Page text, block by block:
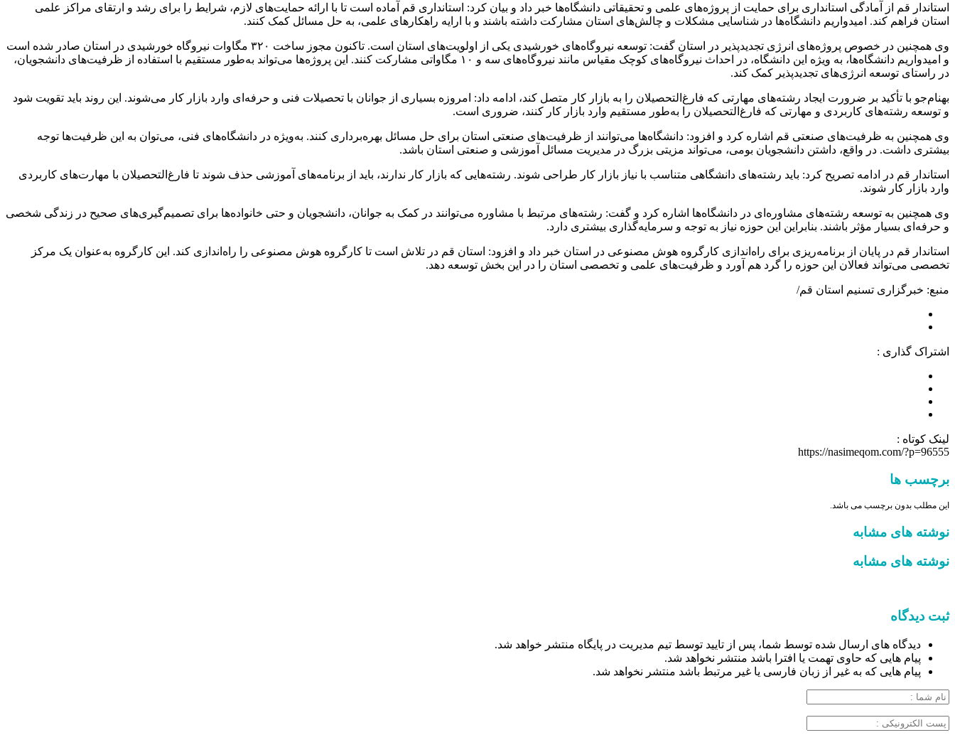
استاندار قم از آمادگی استانداری برای حمایت از پروژه‌های علمی و تحقیقاتی دانشگاه‌ها خبر داد و بیان کرد: استانداری قم آماده است تا با ارائه حمایت‌های لازم، شرایط را برای رشد و ارتقای مراکز علمی
استان فراهم کند. امیدواریم دانشگاه‌ها در شناسایی مشکلات و چالش‌های استان مشارکت داشته باشند و با ارایه راهکارهای علمی، به حل مسائل کمک کنند.
وی همچنین در خصوص پروژه‌های انرژی تجدیدپذیر در استان گفت: توسعه نیروگاه‌های خورشیدی یکی از اولویت‌های استان است. تاکنون مجوز ساخت ۳۲۰ مگاوات نیروگاه خورشیدی در استان صادر شده است
و امیدواریم دانشگاه‌ها، به ویژه این دانشگاه، در احداث نیروگاه‌های کوچک مقیاس مانند نیروگاه‌های سه و ۱۰ مگاواتی مشارکت کنند. این پروژه‌ها می‌تواند به‌طور مستقیم با استفاده از ظرفیت‌های دانشجویان،
در راستای توسعه انرژی‌های تجدیدپذیر کمک کند.
بهنام‌جو با تأکید بر ضرورت ایجاد رشته‌های مهارتی که فارغ‌التحصیلان را به بازار کار متصل کند، ادامه داد: امروزه بسیاری از جوانان با تحصیلات فنی و حرفه‌ای وارد بازار کار می‌شوند. این روند باید تقویت شود
و توسعه رشته‌های کاربردی و مهارتی که فارغ‌التحصیلان را به‌طور مستقیم وارد بازار کار کنند، ضروری است.
وی همچنین به ظرفیت‌های صنعتی قم اشاره کرد و افزود: دانشگاه‌ها می‌توانند از ظرفیت‌های صنعتی استان برای حل مسائل بهره‌برداری کنند. به‌ویژه در دانشگاه‌های فنی، می‌توان به این ظرفیت‌ها توجه
بیشتری داشت. در واقع، داشتن دانشجویان بومی، می‌تواند مزیتی بزرگ در مدیریت مسائل آموزشی و صنعتی استان باشد.
استاندار قم در ادامه تصریح کرد: باید رشته‌های دانشگاهی متناسب با نیاز بازار کار طراحی شوند. رشته‌هایی که بازار کار ندارند، باید از برنامه‌های آموزشی حذف شوند تا فارغ‌التحصیلان با مهارت‌های کاربردی
وارد بازار کار شوند.
وی همچنین به توسعه رشته‌های مشاوره‌ای در دانشگاه‌ها اشاره کرد و گفت: رشته‌های مرتبط با مشاوره می‌توانند در کمک به جوانان، دانشجویان و حتی خانواده‌ها برای تصمیم‌گیری‌های صحیح در زندگی شخصی
و حرفه‌ای بسیار مؤثر باشند. بنابراین این حوزه نیاز به توجه و سرمایه‌گذاری بیشتری دارد.
استاندار قم در پایان از برنامه‌ریزی برای راه‌اندازی کارگروه هوش مصنوعی در استان خبر داد و افزود: استان قم در تلاش است تا کارگروه هوش مصنوعی را راه‌اندازی کند. این کارگروه به‌عنوان یک مرکز
تخصصی می‌تواند فعالان این حوزه را گرد هم آورد و ظرفیت‌های علمی و تخصصی استان را در این بخش توسعه دهد.
منبع: خبرگزاری تسنیم استان قم/
اشتراک گذاری :
لینک کوتاه :
https://nasimeqom.com/?p=96555
برچسب ها
این مطلب بدون برچسب می باشد.
نوشته های مشابه
نوشته های مشابه
ثبت دیدگاه
دیدگاه های ارسال شده توسط شما، پس از تایید توسط تیم مدیریت در پایگاه منتشر خواهد شد.
پیام هایی که حاوی تهمت یا افترا باشد منتشر نخواهد شد.
پیام هایی که به غیر از زبان فارسی یا غیر مرتبط باشد منتشر نخواهد شد.